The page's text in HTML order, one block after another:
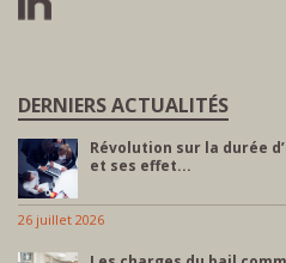
DERNIERS ACTUALITÉS
Révolution sur la durée
et ses effet...
26 juillet 2026